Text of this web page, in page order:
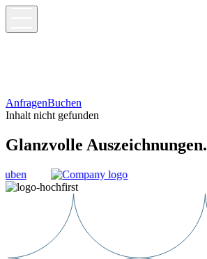
AnfragenBuchen
Inhalt nicht gefunden
Glanzvolle Auszeichnungen.